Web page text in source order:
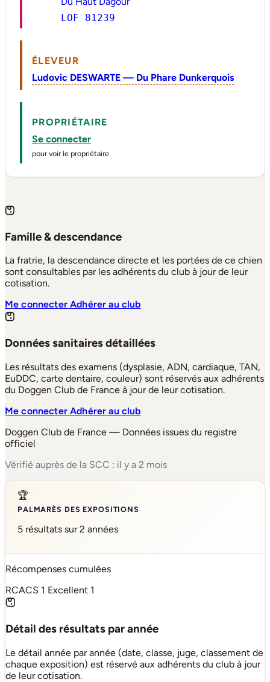
LOF 81239
ÉLEVEUR
Ludovic DESWARTE — Du Phare Dunkerquois
PROPRIÉTAIRE
Se connecter
pour voir le propriétaire
Famille & descendance
La fratrie, la descendance directe et les portées de ce chien
sont consultables par les adhérents du club à jour de leur
cotisation.
Me connecterAdhérer au club
Données sanitaires détaillées
Les résultats des examens (dysplasie, ADN, cardiaque, TAN,
EuDDC, carte dentaire, couleur) sont réservés aux adhérents
du Doggen Club de France à jour de leur cotisation.
Me connecterAdhérer au club
Doggen Club de France — Données issues du registre
officiel
Vérifié auprès de la SCC : il y a 2 mois
🏆
PALMARÈS DES EXPOSITIONS
5 résultats sur 2 années
Récompenses cumulées
RCACS 1 Excellent 1
Détail des résultats par année
Le détail année par année (date, classe, juge, classement de
chaque exposition) est réservé aux adhérents du club à jour
de leur cotisation.